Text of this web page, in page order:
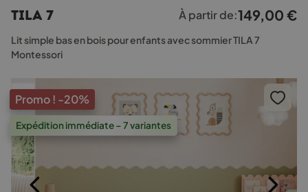
variations.
Les
options
peuvent
choisies
sur
la
page
du
produit
TILA 7 À partir de:149,00 €
Lit simple bas en bois pour enfants avec sommier TILA 7
Montessori
Promo ! -20%
Expédition immédiate – 7 variantes